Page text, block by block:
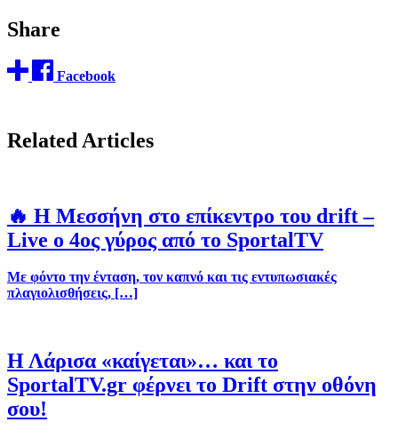
Share
Facebook
Related Articles
🔥 Η Μεσσήνη στο επίκεντρο του drift –
Live ο 4ος γύρος από το SportalTV
Με φόντο την ένταση, τον καπνό και τις εντυπωσιακές
πλαγιολισθήσεις, […]
Η Λάρισα «καίγεται»… και το
SportalTV.gr φέρνει το Drift στην οθόνη
σου!